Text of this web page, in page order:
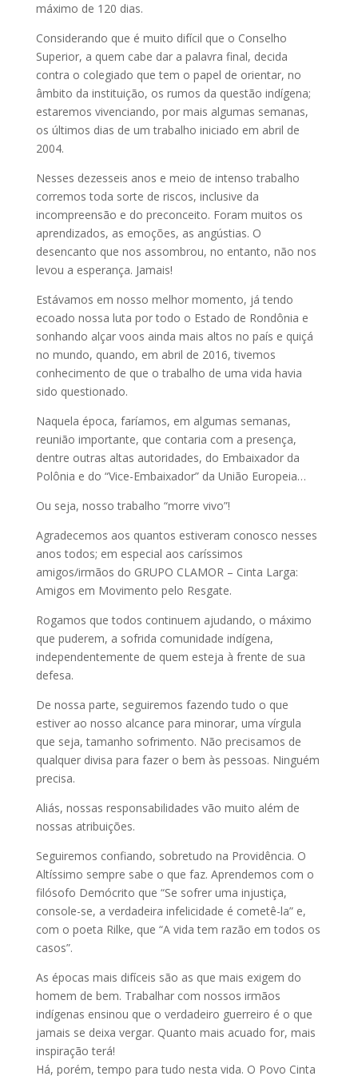
máximo de 120 dias.
Considerando que é muito difícil que o Conselho
Superior, a quem cabe dar a palavra final, decida
contra o colegiado que tem o papel de orientar, no
âmbito da instituição, os rumos da questão indígena;
estaremos vivenciando, por mais algumas semanas,
os últimos dias de um trabalho iniciado em abril de
2004.
Nesses dezesseis anos e meio de intenso trabalho
corremos toda sorte de riscos, inclusive da
incompreensão e do preconceito. Foram muitos os
aprendizados, as emoções, as angústias. O
desencanto que nos assombrou, no entanto, não nos
levou a esperança. Jamais!
Estávamos em nosso melhor momento, já tendo
ecoado nossa luta por todo o Estado de Rondônia e
sonhando alçar voos ainda mais altos no país e quiçá
no mundo, quando, em abril de 2016, tivemos
conhecimento de que o trabalho de uma vida havia
sido questionado.
Naquela época, faríamos, em algumas semanas,
reunião importante, que contaria com a presença,
dentre outras altas autoridades, do Embaixador da
Polônia e do “Vice-Embaixador” da União Europeia…
Ou seja, nosso trabalho “morre vivo”!
Agradecemos aos quantos estiveram conosco nesses
anos todos; em especial aos caríssimos
amigos/irmãos do GRUPO CLAMOR – Cinta Larga:
Amigos em Movimento pelo Resgate.
Rogamos que todos continuem ajudando, o máximo
que puderem, a sofrida comunidade indígena,
independentemente de quem esteja à frente de sua
defesa.
De nossa parte, seguiremos fazendo tudo o que
estiver ao nosso alcance para minorar, uma vírgula
que seja, tamanho sofrimento. Não precisamos de
qualquer divisa para fazer o bem às pessoas. Ninguém
precisa.
Aliás, nossas responsabilidades vão muito além de
nossas atribuições.
Seguiremos confiando, sobretudo na Providência. O
Altíssimo sempre sabe o que faz. Aprendemos com o
filósofo Demócrito que “Se sofrer uma injustiça,
console-se, a verdadeira infelicidade é cometê-la” e,
com o poeta Rilke, que “A vida tem razão em todos os
casos”.
As épocas mais difíceis são as que mais exigem do
homem de bem. Trabalhar com nossos irmãos
indígenas ensinou que o verdadeiro guerreiro é o que
jamais se deixa vergar. Quanto mais acuado for, mais
inspiração terá!
Há, porém, tempo para tudo nesta vida. O Povo Cinta